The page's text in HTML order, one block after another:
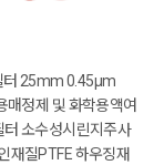
터 25mm 0.45μm
매정제 및 화학용액여
터 소수성시린지주사
재질PTFE 하우징재